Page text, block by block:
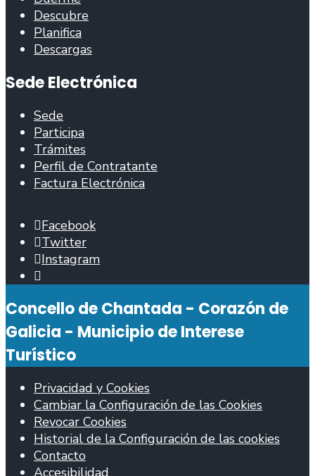
Descubre
Planifica
Descargas
Sede Electrónica
Sede
Participa
Trámites
Perfil de Contratante
Factura Electrónica
Facebook
Twitter
Instagram
de
búsqueda
Concello de Chantada - Corazón de
Galicia - Municipio de Interese
Turístico
Privacidad y Cookies
Cambiar la Configuración de las Cookies
Revocar Cookies
Historial de la Configuración de las cookies
Contacto